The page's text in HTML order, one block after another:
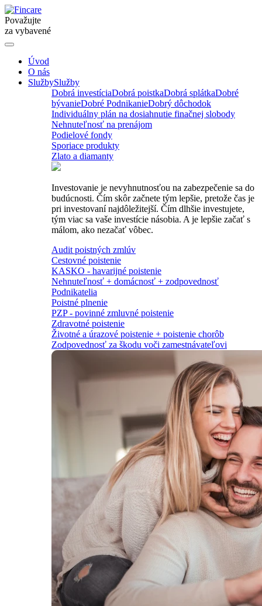
Považujte
za vybavené
Úvod
O nás
SlužbySlužby
Dobrá investíciaDobrá poistkaDobrá splátkaDobré
bývanieDobré PodnikanieDobrý dôchodok
Individuálny plán na dosiahnutie finačnej slobody
Nehnuteľnosť na prenájom
Podielové fondy
Sporiace produkty
Zlato a diamanty
Investovanie je nevyhnutnosťou na zabezpečenie sa do
budúcnosti. Čím skôr začnete tým lepšie, pretože čas je
pri investovaní najdôležitejší. Čím dlhšie investujete,
tým viac sa vaše investície násobia. A je lepšie začať s
málom, ako nezačať vôbec.
Audit poistných zmlúv
Cestovné poistenie
KASKO - havarijné poistenie
Nehnuteľnosť + domácnosť + zodpovednosť
Podnikatelia
Poistné plnenie
PZP - povinné zmluvné poistenie
Zdravotné poistenie
Životné a úrazové poistenie + poistenie chorôb
Zodpovednosť za škodu voči zamestnávateľovi